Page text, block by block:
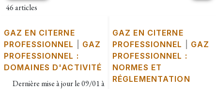
46 articles
GAZ EN CITERNE
PROFESSIONNEL
GAZ
PROFESSIONNEL :
DOMAINES D'ACTIVITÉ
Dernière mise à jour le09/01 à
GAZ EN CITERNE
PROFESSIONNEL
GAZ
PROFESSIONNEL :
NORMES ET
RÉGLEMENTATION